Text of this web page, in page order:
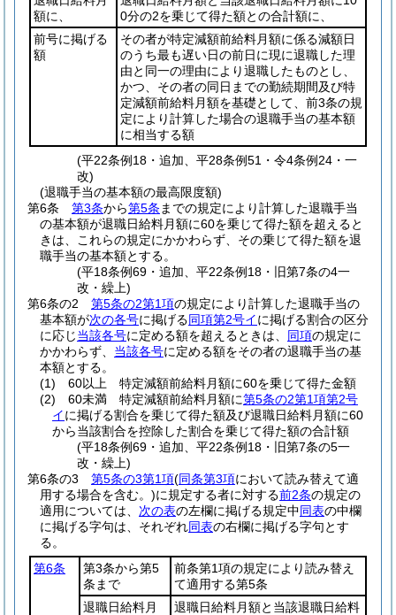
額に、
0分の2を乗じて得た額との合計額に、
前号に掲げる
額
その者が特定減額前給料月額に係る減額日
のうち最も遅い日の前日に現に退職した理
由と同一の理由により退職したものとし、
かつ、その者の同日までの勤続期間及び特
定減額前給料月額を基礎として、前3条の規
定により計算した場合の退職手当の基本額
に相当する額
(平22条例18・追加、平28条例51・令4条例24・一
改)
(退職手当の基本額の最高限度額)
第6条
第3条から第5条 までの規定により計算した退職手当
の基本額が退職日給料月額に60を乗じて得た額を超えると
きは、これらの規定にかかわらず、その乗じて得た額を退
職手当の基本額とする。
(平18条例69・追加、平22条例18・旧第7条の4一
改・繰上)
第6条の2
第5条の2第1項の規定により計算した退職手当の
基本額が次の各号に掲げる同項第2号イに掲げる割合の区分
に応じ当該各号に定める額を超えるときは、 同項の規定に
かかわらず、 当該各号に定める額をその者の退職手当の基
本額とする。
(1)
60以上 特定減額前給料月額に60を乗じて得た金額
(2)
60未満 特定減額前給料月額に第5条の2第1項第2号
イに掲げる割合を乗じて得た額及び退職日給料月額に60
から当該割合を控除した割合を乗じて得た額の合計額
(平18条例69・追加、平22条例18・旧第7条の5一
改・繰上)
第6条の3
第5条の3第1項(同条第3項において読み替えて適
用する場合を含む。)に規定する者に対する前2条の規定の
適用については、 次の表の左欄に掲げる規定中同表の中欄
に掲げる字句は、それぞれ同表の右欄に掲げる字句とす
る。
第6条
第3条から第5
条まで
前条第1項の規定により読み替え
て適用する第5条
退職日給料月
退職日給料月額と当該退職日給料